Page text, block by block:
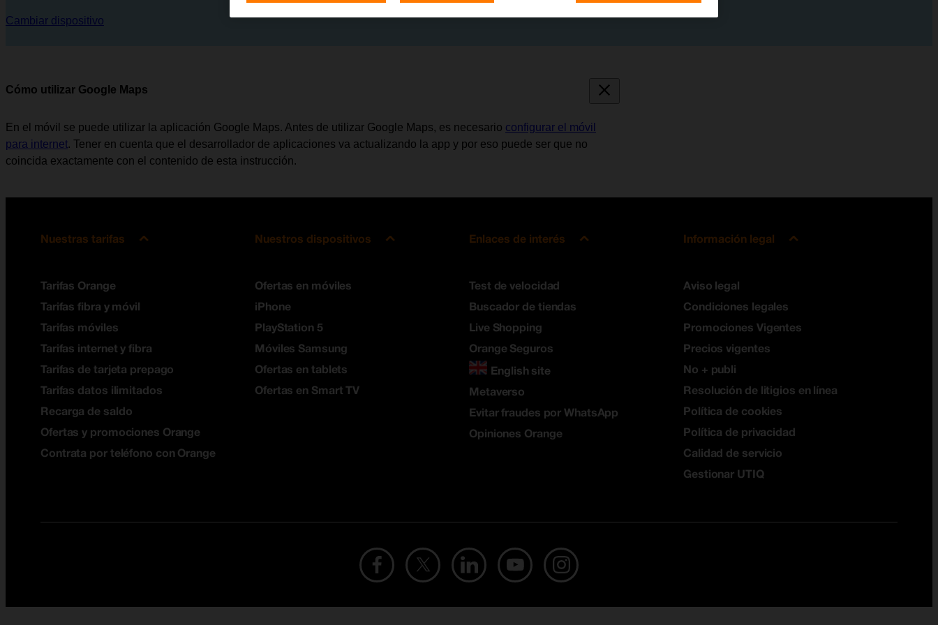
Cambiar dispositivo
Cómo utilizar Google Maps
En el móvil se puede utilizar la aplicación Google Maps. Antes de utilizar Google Maps, es necesario configurar el móvil
para internet. Tener en cuenta que el desarrollador de aplicaciones va actualizando la app y por eso puede ser que no
coincida exactamente con el contenido de esta instrucción.
Nuestras tarifas
Tarifas Orange
Tarifas fibra y móvil
Tarifas móviles
Tarifas internet y fibra
Tarifas de tarjeta prepago
Tarifas datos ilimitados
Recarga de saldo
Ofertas y promociones Orange
Contrata por teléfono con Orange
Nuestros dispositivos
Ofertas en móviles
iPhone
PlayStation 5
Móviles Samsung
Ofertas en tablets
Ofertas en Smart TV
Enlaces de interés
Test de velocidad
Buscador de tiendas
Live Shopping
Orange Seguros
English site
Metaverso
Evitar fraudes por WhatsApp
Opiniones Orange
Información legal
Aviso legal
Condiciones legales
Promociones Vigentes
Precios vigentes
No + publi
Resolución de litigios en línea
Política de cookies
Política de privacidad
Calidad de servicio
Gestionar UTIQ